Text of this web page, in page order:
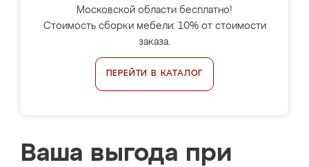
Московской области бесплатно!
Стоимость сборки мебели: 10% от стоимости
заказа.
ПЕРЕЙТИ В КАТАЛОГ
Ваша выгода при